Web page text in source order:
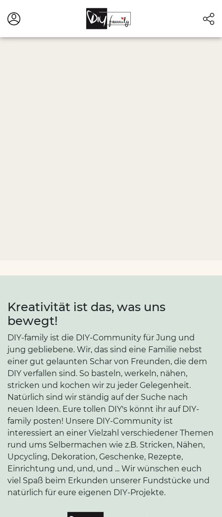
Kreativität ist das, was uns
bewegt!
DIY-family ist die DIY-Community für Jung und
jung gebliebene. Wir, das sind eine Familie nebst
einer gut gelaunten Schar von Freunden, die dem
DIY verfallen sind. So basteln, werkeln, nähen,
stricken und kochen wir zu jeder Gelegenheit.
Natürlich sind wir ständig auf der Suche nach
neuen Ideen. Eure tollen DIY's könnt ihr auf DIY-
family posten! Unsere DIY-Community ist
interessiert an einer Vielzahl verschiedener Themen
rund ums Selbermachen wie z.B. Stricken, Nähen,
Upcycling, Dekoration, Geschenke, Rezepte,
Einrichtung und, und, und ... Wir wünschen euch
viel Spaß beim Erkunden unserer Fundstücke und
natürlich für eure eigenen DIY-Projekte.